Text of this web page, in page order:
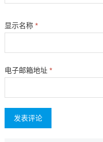
显示名称 *
电子邮箱地址 *